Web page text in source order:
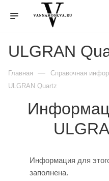
ULGRAN
Главная — Справочная
ULGRAN Quartz
Информация для
заполнена.